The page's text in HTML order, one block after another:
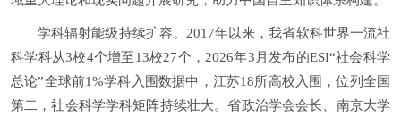
学科辐射能级持续扩容。2017年以来，我省软科世界一流社
科学科从3校4个增至13校27个，2026年3月发布的ESI“社会科学
总论”全球前1%学科入围数据中，江苏18所高校入围，位列全国
第二，社会科学学科矩阵持续壮大。省政治学会会长、南京大学